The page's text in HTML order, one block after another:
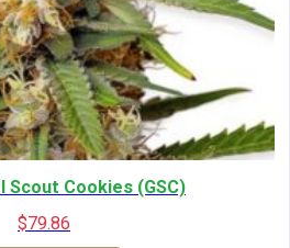
Scout Cookies (GSC)
$79.86